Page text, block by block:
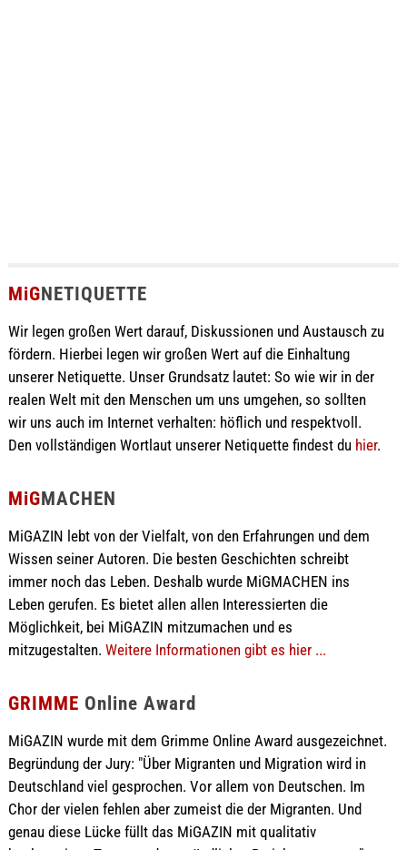
MiGNETIQUETTE
Wir legen großen Wert darauf, Diskussionen und Austausch zu
fördern. Hierbei legen wir großen Wert auf die Einhaltung
unserer Netiquette. Unser Grundsatz lautet: So wie wir in der
realen Welt mit den Menschen um uns umgehen, so sollten
wir uns auch im Internet verhalten: höflich und respektvoll.
Den vollständigen Wortlaut unserer Netiquette findest du hier.
MiGMACHEN
MiGAZIN lebt von der Vielfalt, von den Erfahrungen und dem
Wissen seiner Autoren. Die besten Geschichten schreibt
immer noch das Leben. Deshalb wurde MiGMACHEN ins
Leben gerufen. Es bietet allen allen Interessierten die
Möglichkeit, bei MiGAZIN mitzumachen und es
mitzugestalten. Weitere Informationen gibt es hier ...
GRIMME Online Award
MiGAZIN wurde mit dem Grimme Online Award ausgezeichnet.
Begründung der Jury: "Über Migranten und Migration wird in
Deutschland viel gesprochen. Vor allem von Deutschen. Im
Chor der vielen fehlen aber zumeist die der Migranten. Und
genau diese Lücke füllt das MiGAZIN mit qualitativ